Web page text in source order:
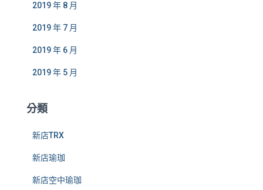
2019 年 8 月
2019 年 7 月
2019 年 6 月
2019 年 5 月
分類
新店TRX
新店瑜珈
新店空中瑜珈